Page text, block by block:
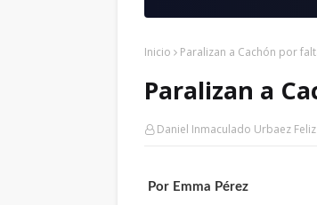
Inicio Paralizan a Cachón por
Paralizan a
Daniel Inmaculado Urbaez Feliz
Por Emma Pérez